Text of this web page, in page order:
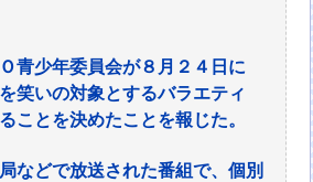
青少年委員会が８月２４日に
笑いの対象とするバラエティ
ことを決めたことを報じた。
などで放送された番組で、個別